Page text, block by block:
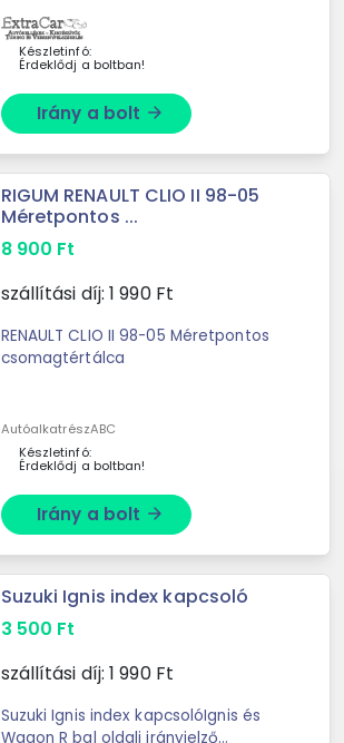
2012.01-tőlFIAT Punto Evo [199..], ...
Készletinfó:
Érdeklődj a boltban!
Irány a bolt arrow_forward
RIGUM RENAULT CLIO II 98-05
Méretpontos ...
8 900 Ft
szállítási díj: 1 990Ft
RENAULT CLIO II 98-05 Méretpontos
csomagtértálca
AutóalkatrészABC
Készletinfó:
Érdeklődj a boltban!
Irány a bolt arrow_forward
Suzuki Ignis index kapcsoló
3 500 Ft
szállítási díj: 1 990Ft
Suzuki Ignis index kapcsolóIgnis és
Wagon R bal oldali irányjelző